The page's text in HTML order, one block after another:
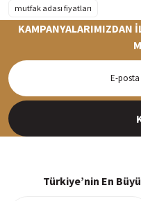
mutfak adası fiyatları
Siparişleriniz en kısa sürede
KAMPANYALARIMIZDAN
Türkiye’nin En